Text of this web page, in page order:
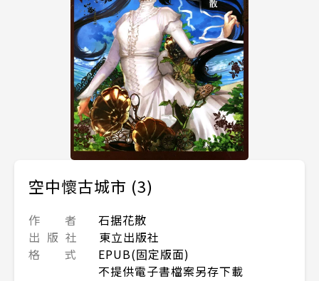
空中懷古城市 (3)
作 者
石据花散
出 版 社
東立出版社
格 式
EPUB(固定版面)
不提供電子書檔案另存下載